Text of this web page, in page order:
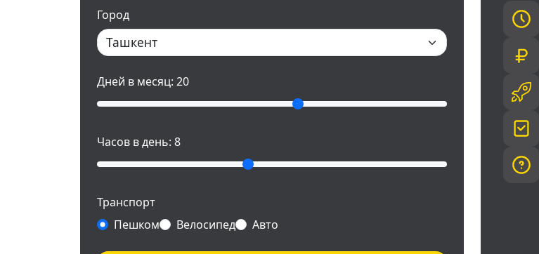
Город
Дней в месяц: 20
Часов в день: 8
Транспорт
Пешком
Велосипед Авто